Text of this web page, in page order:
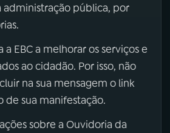
administração pública, por
a EBC a melhorar os serviços e
ao cidadão. Por isso, não
na sua mensagem o link
de sua manifestação.
sobre a Ouvidoria da